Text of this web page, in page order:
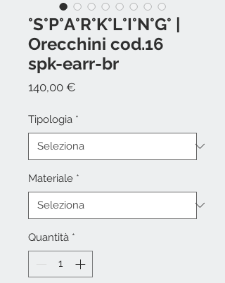
°S°P°A°R°K°L°I°N°G° |
Orecchini cod.16
spk-earr-br
140,00 €
Tipologia *
Materiale *
Quantità *